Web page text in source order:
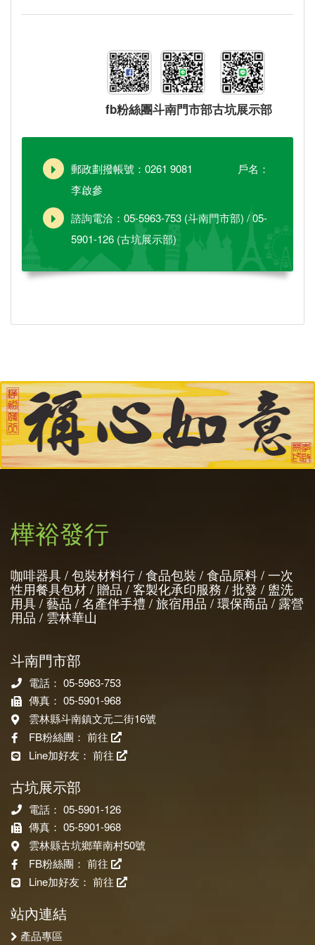
fb粉絲團斗南門市部古坑展示部
郵政劃撥帳號：0261 9081 戶名：
李啟參
諮詢電洽：05-5963-753 (斗南門市部) / 05-
5901-126 (古坑展示部)
樺裕發行
咖啡器具 / 包裝材料行 / 食品包裝 / 食品原料 / 一次
性用餐具包材 / 贈品 / 客製化承印服務 / 批發 / 盥洗
用具 / 藝品 / 名產伴手禮 / 旅宿用品 / 環保商品 / 露營
用品 / 雲林華山
斗南門市部
電話： 05-5963-753
傳真： 05-5901-968
雲林縣斗南鎮文元二街16號
FB粉絲團： 前往
Line加好友： 前往
古坑展示部
電話： 05-5901-126
傳真： 05-5901-968
雲林縣古坑鄉華南村50號
FB粉絲團： 前往
Line加好友： 前往
站內連結
產品專區